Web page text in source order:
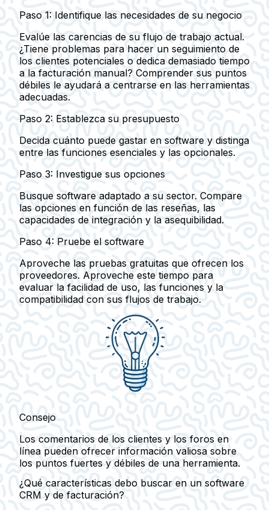
Paso 1: Identifique las necesidades de su negocio
Evalúe las carencias de su flujo de trabajo actual.
¿Tiene problemas para hacer un seguimiento de
los clientes potenciales o dedica demasiado tiempo
a la facturación manual? Comprender sus puntos
débiles le ayudará a centrarse en las herramientas
adecuadas.
Paso 2: Establezca su presupuesto
Decida cuánto puede gastar en software y distinga
entre las funciones esenciales y las opcionales.
Paso 3: Investigue sus opciones
Busque software adaptado a su sector. Compare
las opciones en función de las reseñas, las
capacidades de integración y la asequibilidad.
Paso 4: Pruebe el software
Aproveche las pruebas gratuitas que ofrecen los
proveedores. Aproveche este tiempo para
evaluar la facilidad de uso, las funciones y la
compatibilidad con sus flujos de trabajo.
Consejo
Los comentarios de los clientes y los foros en
línea pueden ofrecer información valiosa sobre
los puntos fuertes y débiles de una herramienta.
¿Qué características debo buscar en un software
CRM y de facturación?